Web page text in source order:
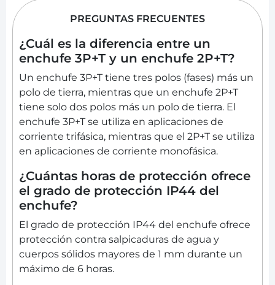
PREGUNTAS FRECUENTES
¿Cuál es la diferencia entre un
enchufe 3P+T y un enchufe 2P+T?
Un enchufe 3P+T tiene tres polos (fases) más un
polo de tierra, mientras que un enchufe 2P+T
tiene solo dos polos más un polo de tierra. El
enchufe 3P+T se utiliza en aplicaciones de
corriente trifásica, mientras que el 2P+T se utiliza
en aplicaciones de corriente monofásica.
¿Cuántas horas de protección ofrece
el grado de protección IP44 del
enchufe?
El grado de protección IP44 del enchufe ofrece
protección contra salpicaduras de agua y
cuerpos sólidos mayores de 1 mm durante un
máximo de 6 horas.